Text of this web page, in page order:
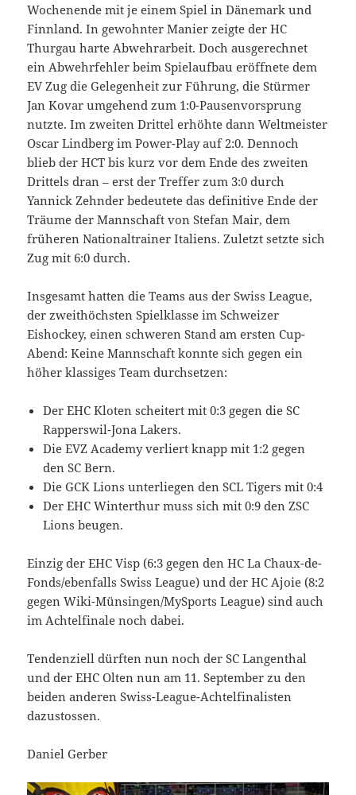
Wochenende mit je einem Spiel in Dänemark und
Finnland. In gewohnter Manier zeigte der HC
Thurgau harte Abwehrarbeit. Doch ausgerechnet
ein Abwehrfehler beim Spielaufbau eröffnete dem
EV Zug die Gelegenheit zur Führung, die Stürmer
Jan Kovar umgehend zum 1:0-Pausenvorsprung
nutzte. Im zweiten Drittel erhöhte dann Weltmeister
Oscar Lindberg im Power-Play auf 2:0. Dennoch
blieb der HCT bis kurz vor dem Ende des zweiten
Drittels dran – erst der Treffer zum 3:0 durch
Yannick Zehnder bedeutete das definitive Ende der
Träume der Mannschaft von Stefan Mair, dem
früheren Nationaltrainer Italiens. Zuletzt setzte sich
Zug mit 6:0 durch.
Insgesamt hatten die Teams aus der Swiss League,
der zweithöchsten Spielklasse im Schweizer
Eishockey, einen schweren Stand am ersten Cup-
Abend: Keine Mannschaft konnte sich gegen ein
höher klassiges Team durchsetzen:
Der EHC Kloten scheitert mit 0:3 gegen die SC
Rapperswil-Jona Lakers.
Die EVZ Academy verliert knapp mit 1:2 gegen
den SC Bern.
Die GCK Lions unterliegen den SCL Tigers mit 0:4
Der EHC Winterthur muss sich mit 0:9 den ZSC
Lions beugen.
Einzig der EHC Visp (6:3 gegen den HC La Chaux-de-
Fonds/ebenfalls Swiss League) und der HC Ajoie (8:2
gegen Wiki-Münsingen/MySports League) sind auch
im Achtelfinale noch dabei.
Tendenziell dürften nun noch der SC Langenthal
und der EHC Olten nun am 11. September zu den
beiden anderen Swiss-League-Achtelfinalisten
dazustossen.
Daniel Gerber